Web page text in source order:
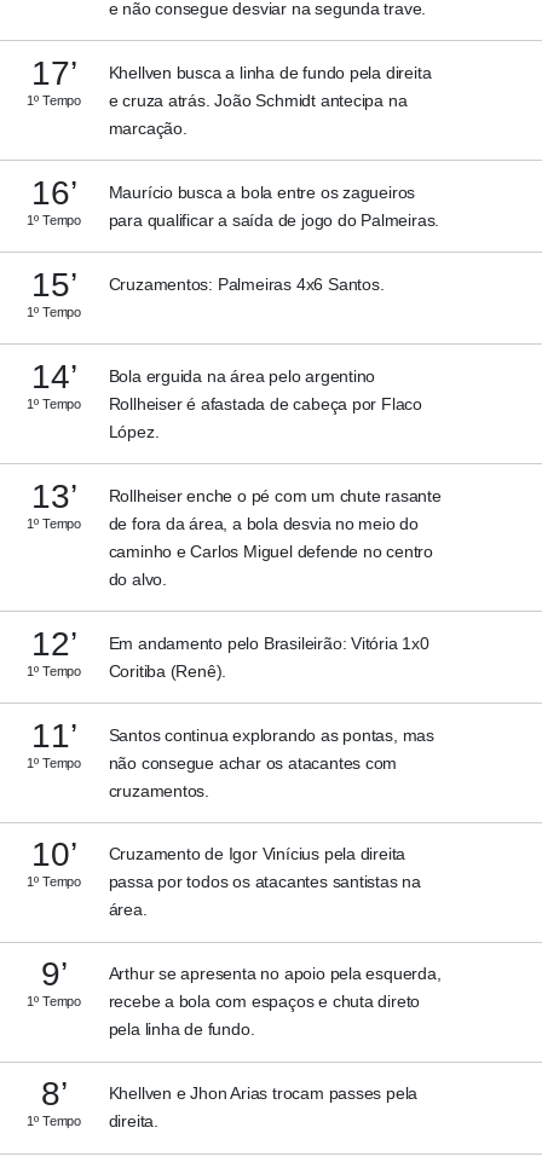
e não consegue desviar na segunda trave.
17’
1º Tempo
Khellven busca a linha de fundo pela direita
e cruza atrás. João Schmidt antecipa na
marcação.
16’
1º Tempo
Maurício busca a bola entre os zagueiros
para qualificar a saída de jogo do Palmeiras.
15’
1º Tempo
Cruzamentos: Palmeiras 4x6 Santos.
14’
1º Tempo
Bola erguida na área pelo argentino
Rollheiser é afastada de cabeça por Flaco
López.
13’
1º Tempo
Rollheiser enche o pé com um chute rasante
de fora da área, a bola desvia no meio do
caminho e Carlos Miguel defende no centro
do alvo.
12’
1º Tempo
Em andamento pelo Brasileirão: Vitória 1x0
Coritiba (Renê).
11’
1º Tempo
Santos continua explorando as pontas, mas
não consegue achar os atacantes com
cruzamentos.
10’
1º Tempo
Cruzamento de Igor Vinícius pela direita
passa por todos os atacantes santistas na
área.
9’
1º Tempo
Arthur se apresenta no apoio pela esquerda,
recebe a bola com espaços e chuta direto
pela linha de fundo.
8’
1º Tempo
Khellven e Jhon Arias trocam passes pela
direita.